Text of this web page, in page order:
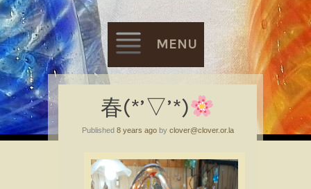
MENU
Skip
to
春(*’▽’*)
Published 8 years agoby clover@clover.or.la